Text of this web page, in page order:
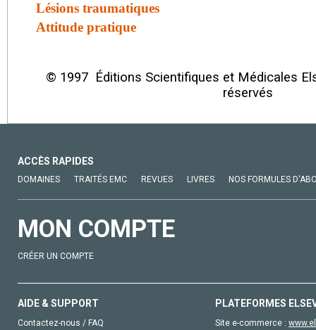
Lésions traumatiques
Attitude pratique
© 1997 Éditions Scientifiques et Médicales
réservés
ACCÈS RAPIDES
DOMAINES TRAITÉS EMC REVUES LIVRES NOS FORMULES
MON COMPTE
CRÉER UN COMPTE
AIDE & SUPPORT
Contactez-nous / FAQ
PLATEFORMES
Site e-commerce :